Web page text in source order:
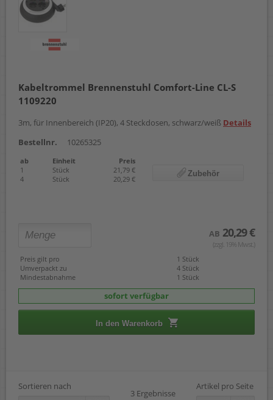
Kabeltrommel Brennenstuhl Comfort-Line CL-S
1109220
3m, für Innenbereich (IP20), 4 Steckdosen, schwarz/weiß Details
Bestellnr.
10265325
ab Einheit
Preis
1
Stück
21,79 €
4
Stück 20,29 €
Zubehör
AB 20,29 €
(zzgl. 19% Mwst.)
Preis gilt pro
1 Stück
Umverpackt zu
4 Stück
Mindestabnahme
1 Stück
sofort verfügbar
In den Warenkorb
Sortieren nach
3 Ergebnisse
Artikel pro Seite